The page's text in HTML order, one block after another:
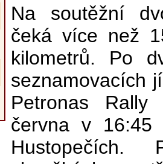
Na soutěžní
čeká více než
kilometrů. Po
seznamovacích
Petronas
června v
Hustopečích.